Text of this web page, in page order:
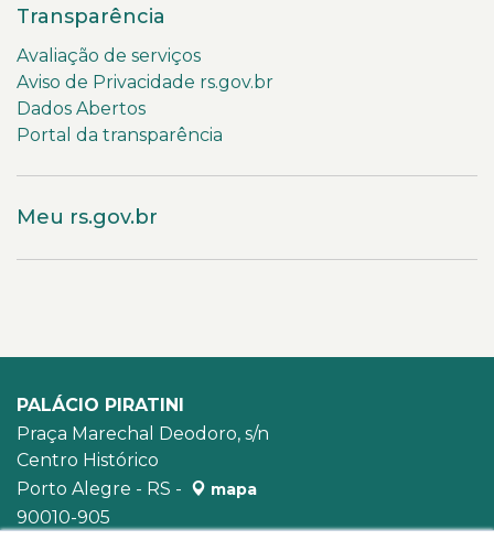
Transparência
Avaliação de serviços
Aviso de Privacidade rs.gov.br
Dados Abertos
Portal da transparência
Meu rs.gov.br
PALÁCIO PIRATINI
Praça Marechal Deodoro, s/n
Centro Histórico
Porto Alegre - RS -
mapa
90010-905